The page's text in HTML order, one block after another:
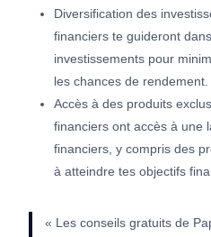
Diversification des
financiers te guideront
investissements pour
les chances de rendement.
Accès à des produits
financiers ont accès à une
financiers, y compris des
à atteindre tes objectifs
« Les conseils gratuits de